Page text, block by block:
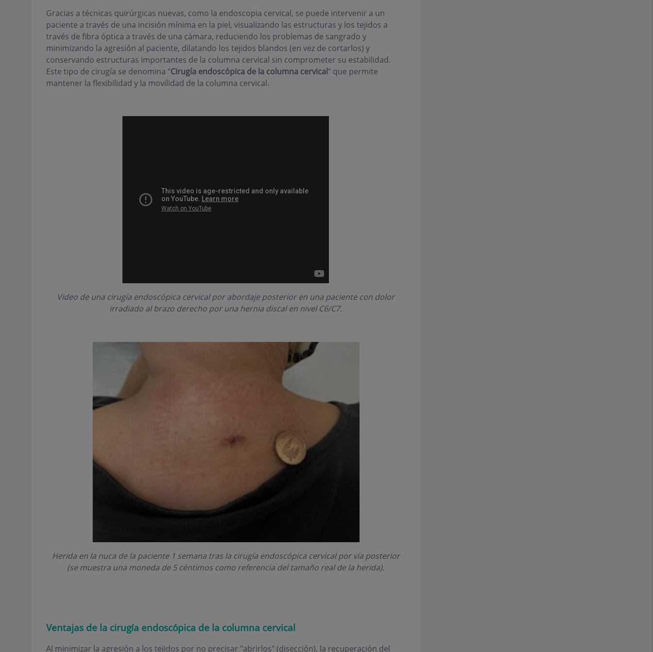
Gracias a técnicas quirúrgicas nuevas, como la endoscopia cervical, se puede intervenir a un
paciente a través de una incisión mínima en la piel, visualizando las estructuras y los tejidos a
través de fibra óptica a través de una cámara, reduciendo los problemas de sangrado y
minimizando la agresión al paciente, dilatando los tejidos blandos (en vez de cortarlos) y
conservando estructuras importantes de la columna cervical sin comprometer su estabilidad.
Este tipo de cirugía se denomina "Cirugía endoscópica de la columna cervical" que permite
mantener la flexibilidad y la movilidad de la columna cervical.
Video de una cirugía endoscópica cervical por abordaje posterior en una paciente con dolor
irradiado al brazo derecho por una hernia discal en nivel C6/C7.
Herida en la nuca de la paciente 1 semana tras la cirugía endoscópica cervical por vía posterior
(se muestra una moneda de 5 céntimos como referencia del tamaño real de la herida).
Ventajas de la cirugía endoscópica de la columna cervical
Al minimizar la agresión a los tejidos por no precisar "abrirlos" (disección), la recuperación del